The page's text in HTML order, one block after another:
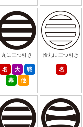
丸に三つ引き
名 大
戦
幕
他
陰丸に三つ引き
名